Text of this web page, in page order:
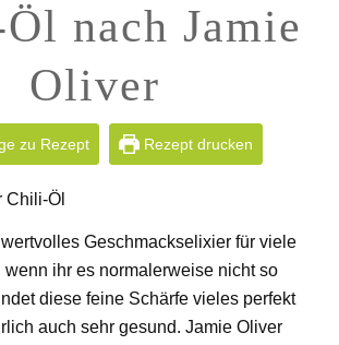
nach Jamie
Oliver
zu Rezept Rezept drucken
Geschmackselixier für viele
wenn ihr es normalerweise nicht so
diese feine Schärfe vieles perfekt
auch sehr gesund. Jamie Oliver